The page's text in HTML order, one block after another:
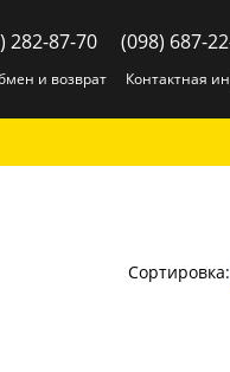
282-87-70 (098) 687-
и возврат Контактная
Сортировка: